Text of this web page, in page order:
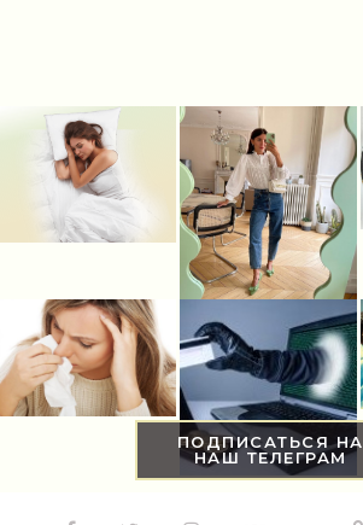
ПОДПИСАТЬСЯ НА
НАШ ТЕЛЕГРАМ